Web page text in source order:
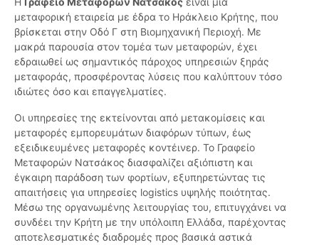
μεταφορική εταιρεία με έδρα το Ηράκλειο Κρήτης, που
βρίσκεται στην Οδό Γ στη Βιομηχανική Περιοχή. Με
μακρά παρουσία στον τομέα των μεταφορών, έχει
εδραιωθεί ως σημαντικός πάροχος υπηρεσιών ξηράς
μεταφοράς, προσφέροντας λύσεις που καλύπτουν τόσο
ιδιώτες όσο και επαγγελματίες.
Οι υπηρεσίες της εκτείνονται από μετακομίσεις και
μεταφορές εμπορευμάτων διαφόρων τύπων, έως
εξειδικευμένες μεταφορές κοντέινερ. Το Γραφείο
Μεταφορών Νατσάκος διασφαλίζει αξιόπιστη και
έγκαιρη παράδοση των φορτίων, εξυπηρετώντας τις
απαιτήσεις για υπηρεσίες logistics υψηλής ποιότητας.
Μέσω της οργανωμένης λειτουργίας του, επιτυγχάνει να
συνδέει την Κρήτη με την υπόλοιπη Ελλάδα, παρέχοντας
αποτελεσματικές διαδρομές προς βασικά αστικά